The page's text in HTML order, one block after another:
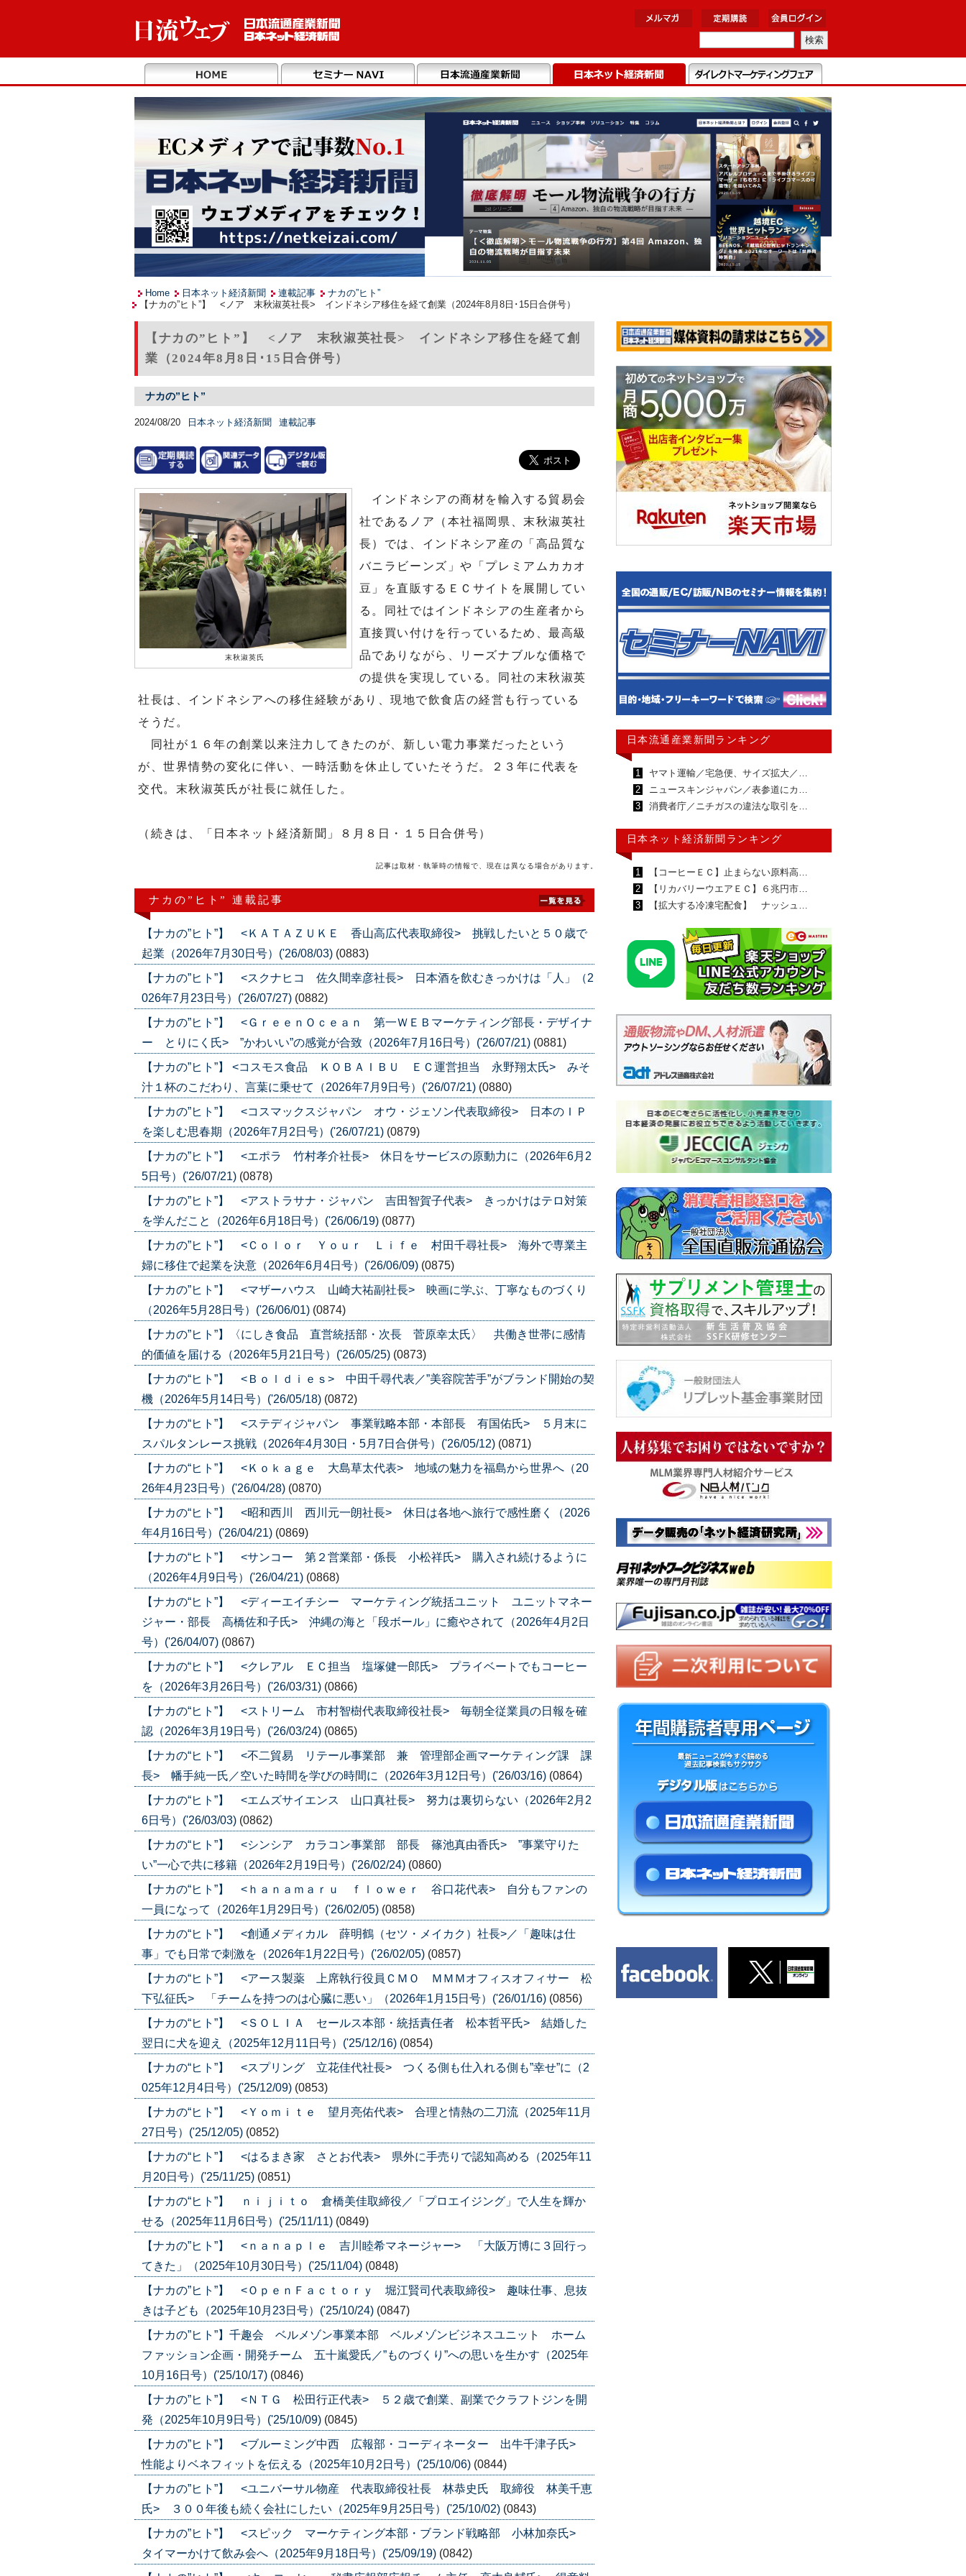
Home 日本ネット経済新聞 連載記事
ナカの”ヒト”
【ナカの”ヒト”】 <ノア 末秋淑英社長> インドネシア移住を経て創業（2024年8月8日･15日合併号）
【ナカの”ヒト”】 <ノア 末秋淑英社長> インドネシア移住を経て創
業（2024年8月8日･15日合併号）
ナカの”ヒト”
2024/08/20 日本ネット経済新聞 連載記事
末秋淑英氏
インドネシアの商材を輸入する貿易会
社であるノア（本社福岡県、末秋淑英社
長）では、インドネシア産の「高品質な
バニラビーンズ」や「プレミアムカカオ
豆」を直販するＥＣサイトを展開してい
る。同社ではインドネシアの生産者から
直接買い付けを行っているため、最高級
品でありながら、リーズナブルな価格で
の提供を実現している。同社の末秋淑英
社長は、インドネシアへの移住経験があり、現地で飲食店の経営も行っている
そうだ。
同社が１６年の創業以来注力してきたのが、新しい電力事業だったという
が、世界情勢の変化に伴い、一時活動を休止していたそうだ。２３年に代表を
交代。末秋淑英氏が社長に就任した。
（続きは、「日本ネット経済新聞」８月８日・１５日合併号）
記事は取材・執筆時の情報で、現在は異なる場合があります。
ナカの”ヒト” 連載記事
【ナカの”ヒト”】 <ＫＡＴＡＺＵＫＥ 香山高広代表取締役> 挑戦したいと５０歳で
起業（2026年7月30日号）('26/08/03) (0883)
【ナカの”ヒト”】 <スクナヒコ 佐久間幸彦社長> 日本酒を飲むきっかけは「人」（2
026年7月23日号）('26/07/27) (0882)
【ナカの”ヒト”】 <ＧｒｅｅｎＯｃｅａｎ 第一ＷＥＢマーケティング部長・デザイナ
ー とりにく氏> ”かわいい”の感覚が合致（2026年7月16日号）('26/07/21) (0881)
【ナカの”ヒト”】 <コスモス食品 ＫＯＢＡＩＢＵ ＥＣ運営担当 永野翔太氏> みそ
汁１杯のこだわり、言葉に乗せて（2026年7月9日号）('26/07/21) (0880)
【ナカの”ヒト”】 <コスマックスジャパン オウ・ジェソン代表取締役> 日本のＩＰ
を楽しむ思春期（2026年7月2日号）('26/07/21) (0879)
【ナカの”ヒト”】 <エポラ 竹村孝介社長> 休日をサービスの原動力に（2026年6月2
5日号）('26/07/21) (0878)
【ナカの”ヒト”】 <アストラサナ・ジャパン 吉田智賀子代表> きっかけはテロ対策
を学んだこと（2026年6月18日号）('26/06/19) (0877)
【ナカの”ヒト”】 <Ｃｏｌｏｒ Ｙｏｕｒ Ｌｉｆｅ 村田千尋社長> 海外で専業主
婦に移住で起業を決意（2026年6月4日号）('26/06/09) (0875)
【ナカの”ヒト”】 <マザーハウス 山崎大祐副社長> 映画に学ぶ、丁寧なものづくり
（2026年5月28日号）('26/06/01) (0874)
【ナカの”ヒト”】〈にしき食品 直営統括部・次長 菅原幸太氏〉 共働き世帯に感情
的価値を届ける（2026年5月21日号）('26/05/25) (0873)
【ナカの“ヒト”】 <Ｂｏｌｄｉｅｓ> 中田千尋代表／”美容院苦手”がブランド開始の契
機（2026年5月14日号）('26/05/18) (0872)
【ナカの“ヒト”】 <ステディジャパン 事業戦略本部・本部長 有国佑氏> ５月末に
スパルタンレース挑戦（2026年4月30日・5月7日合併号）('26/05/12) (0871)
【ナカの“ヒト”】 <Ｋｏｋａｇｅ 大島草太代表> 地域の魅力を福島から世界へ（20
26年4月23日号）('26/04/28) (0870)
【ナカの“ヒト”】 <昭和西川 西川元一朗社長> 休日は各地へ旅行で感性磨く（2026
年4月16日号）('26/04/21) (0869)
【ナカの“ヒト”】 <サンコー 第２営業部・係長 小松祥氏> 購入され続けるように
（2026年4月9日号）('26/04/21) (0868)
【ナカの“ヒト”】 <ディーエイチシー マーケティング統括ユニット ユニットマネー
ジャー・部長 高橋佐和子氏> 沖縄の海と「段ボール」に癒やされて（2026年4月2日
号）('26/04/07) (0867)
【ナカの“ヒト”】 <クレアル ＥＣ担当 塩塚健一郎氏> プライベートでもコーヒー
を（2026年3月26日号）('26/03/31) (0866)
【ナカの“ヒト”】 <ストリーム 市村智樹代表取締役社長> 毎朝全従業員の日報を確
認（2026年3月19日号）('26/03/24) (0865)
【ナカの“ヒト”】 <不二貿易 リテール事業部 兼 管理部企画マーケティング課 課
長> 幡手純一氏／空いた時間を学びの時間に（2026年3月12日号）('26/03/16) (0864)
【ナカの“ヒト”】 <エムズサイエンス 山口真社長> 努力は裏切らない（2026年2月2
6日号）('26/03/03) (0862)
【ナカの“ヒト”】 <シンシア カラコン事業部 部長 篠池真由香氏> ”事業守りた
い”一心で共に移籍（2026年2月19日号）('26/02/24) (0860)
【ナカの“ヒト”】 <ｈａｎａｍａｒｕ ｆｌｏｗｅｒ 谷口花代表> 自分もファンの
一員になって（2026年1月29日号）('26/02/05) (0858)
【ナカの“ヒト”】 <創通メディカル 薛明鶴（セツ・メイカク）社長>／「趣味は仕
事」でも日常で刺激を（2026年1月22日号）('26/02/05) (0857)
【ナカの“ヒト”】 <アース製薬 上席執行役員ＣＭＯ ＭＭＭオフィスオフィサー 松
下弘征氏> 「チームを持つのは心臓に悪い」（2026年1月15日号）('26/01/16) (0856)
【ナカの“ヒト”】 <ＳＯＬＩＡ セールス本部・統括責任者 松本哲平氏> 結婚した
翌日に犬を迎え（2025年12月11日号）('25/12/16) (0854)
【ナカの“ヒト”】 <スプリング 立花佳代社長> つくる側も仕入れる側も”幸せ”に（2
025年12月4日号）('25/12/09) (0853)
【ナカの“ヒト”】 <Ｙｏｍｉｔｅ 望月亮佑代表> 合理と情熱の二刀流（2025年11月
27日号）('25/12/05) (0852)
【ナカの“ヒト”】 <はるまき家 さとお代表> 県外に手売りで認知高める（2025年11
月20日号）('25/11/25) (0851)
【ナカの“ヒト”】 ｎｉｊｉｔｏ 倉橋美佳取締役／「プロエイジング」で人生を輝か
せる（2025年11月6日号）('25/11/11) (0849)
【ナカの”ヒト”】 <ｎａｎａｐｌｅ 吉川睦希マネージャー> 「大阪万博に３回行っ
てきた」（2025年10月30日号）('25/11/04) (0848)
【ナカの”ヒト”】 <ＯｐｅｎＦａｃｔｏｒｙ 堀江賢司代表取締役> 趣味仕事、息抜
きは子ども（2025年10月23日号）('25/10/24) (0847)
【ナカの”ヒト”】千趣会 ベルメゾン事業本部 ベルメゾンビジネスユニット ホーム
ファッション企画・開発チーム 五十嵐愛氏／”ものづくり”への思いを生かす（2025年
10月16日号）('25/10/17) (0846)
【ナカの”ヒト”】 <ＮＴＧ 松田行正代表> ５２歳で創業、副業でクラフトジンを開
発（2025年10月9日号）('25/10/09) (0845)
【ナカの”ヒト”】 <ブルーミング中西 広報部・コーディネーター 出牛千津子氏>
性能よりベネフィットを伝える（2025年10月2日号）('25/10/06) (0844)
【ナカの”ヒト”】 <ユニバーサル物産 代表取締役社長 林恭史氏 取締役 林美千恵
氏> ３００年後も続く会社にしたい（2025年9月25日号）('25/10/02) (0843)
【ナカの”ヒト”】 <スピック マーケティング本部・ブランド戦略部 小林加奈氏>
タイマーかけて飲み会へ（2025年9月18日号）('25/09/19) (0842)
日本流通産業新聞ランキング
1
ヤマト運輸／宅急便、サイズ拡大／…
2
ニュースキンジャパン／表参道にカ…
3
消費者庁／ニチガスの違法な取引を…
日本ネット経済新聞ランキング
1
【コーヒーＥＣ】止まらない原料高…
2
【リカバリーウエアＥＣ】６兆円市…
3
【拡大する冷凍宅配食】 ナッシュ…